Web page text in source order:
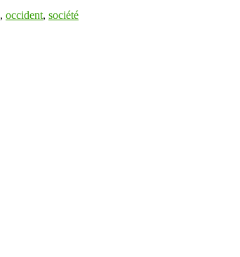
, occident, société